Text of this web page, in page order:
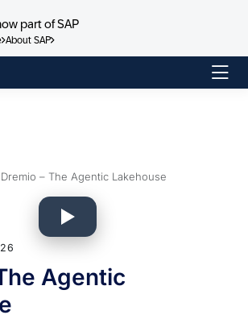
part of SAP
About SAP
Dremio – The Agentic Lakehouse
Agentic